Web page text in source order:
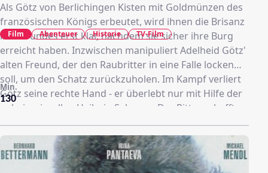
Als Götz von Berlichingen Kisten mit Goldmünzen des
französischen Königs erbeutet, wird ihnen die Brisanz
ihres Fundes erst klar, nachdem sie sicher ihre Burg
erreicht haben. Inzwischen manipuliert Adelheid Götz'
alten Freund, der den Raubritter in eine Falle locken
soll, um den Schatz zurückzuholen. Im Kampf verliert
Götz seine rechte Hand - er überlebt nur mit Hilfe der
geheimnisvollen Heilerin Saleema. Der Ritter schafft
das Unmögliche: Mit seiner eisernen Hand erkämpft
er sich nicht nur seine alte Stärke zurück, sondern
findet auf diesem Weg auch treue Weggefährten und
nicht zuletzt die Unterstützung der Bauern.
130
Min.
Film Abenteuer Historie TV-Film